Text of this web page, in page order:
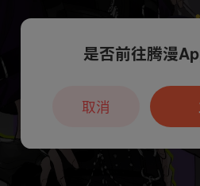
本章节仅支持App阅读
户7天免
是否前往腾漫
取消